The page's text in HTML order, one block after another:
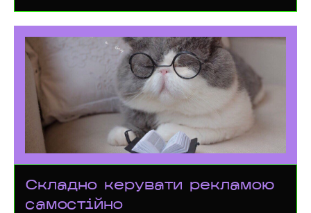
Складно керувати рекламою
самостійно